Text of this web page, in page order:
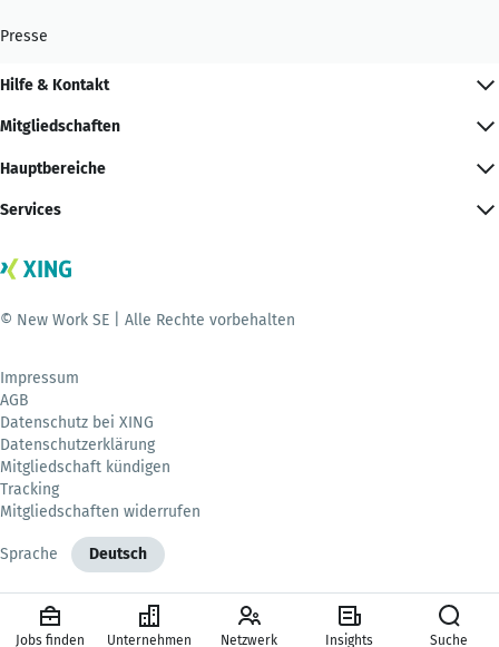
Presse
Hilfe & Kontakt
Mitgliedschaften
Hauptbereiche
Services
© New Work SE | Alle Rechte vorbehalten
Impressum
AGB
Datenschutz bei XING
Datenschutzerklärung
Mitgliedschaft kündigen
Tracking
Mitgliedschaften widerrufen
Sprache Deutsch
Jobs finden Unternehmen Netzwerk Insights Suche